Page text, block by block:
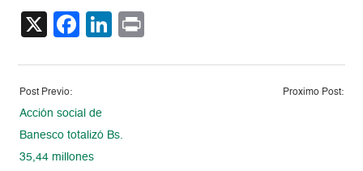
X Facebook
LinkedIn
Post Previo:
Acción social de
Banesco totalizó Bs.
35,44 millones
Proximo Post: